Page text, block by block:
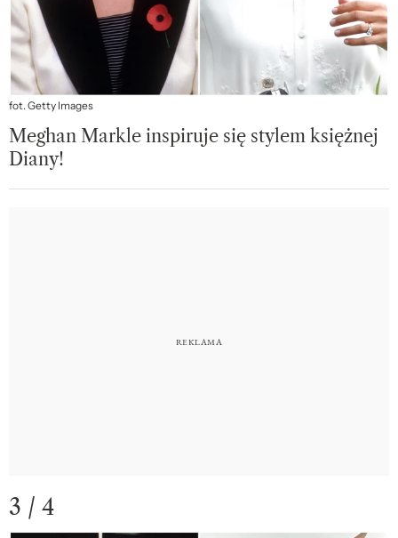
fot. Getty Images
Meghan Markle inspiruje się stylem księżnej
Diany!
3 / 4